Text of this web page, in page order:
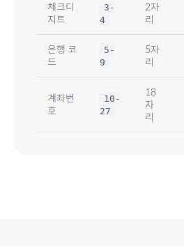
체크디
지트
3-
4
2자
리
은행 코
드
5 -
9
5자
리
계좌번
호
10 -
27
18
자
리